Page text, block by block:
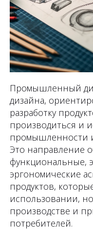
Промышленный
дизайна,
разработку
производиться и
промышленности
Это направление
функциональные,
эргономические
продуктов,
использовании,
производстве и
потребителей.